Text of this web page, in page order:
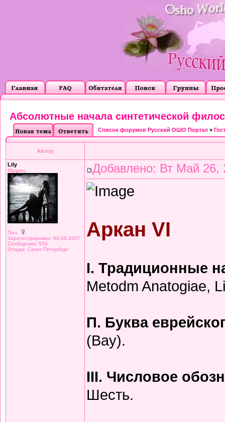
Абсолютные начала синтетической
Список форумов Русский ОШО Портал »
Автор
Lily
Мудрец
Пол:
Зарегистрирован: 04.08.2007
Сообщения: 554
Откуда: Санкт Петербург
Добавлено: Вт Май 26,
Аркан VI
I. Традиционные
Metodm Anatogiae,
П. Буква
(Bay).
III. Числовое
Шесть.